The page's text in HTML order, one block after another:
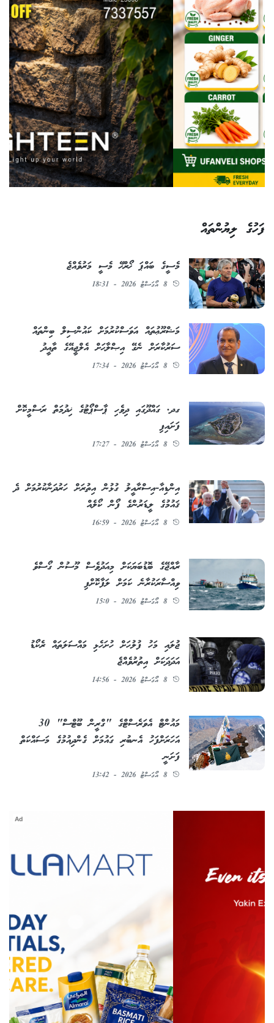
ފަހުގެ ލިޔުންތައް
މެސީގެ ބައްޕަ ޚޯރްޚޭ މެސީ މަރުވެއްޖެ
8 އޯގަސްޓު 2026 - 18:31
މަޝްރޫޢުތައް އަވަސްކުރުމަށް ކައުންސިލް ބިންތައް
ސަރުކާރަށް ނެގޭ އިޞްލާޙަށް އެލްޖީއޭގެ ތާއީދު
8 އޯގަސްޓު 2026 - 17:34
ގދ. ގައްދޫގައި ދިވެހި ޕާސްޕޯޓުގެ ޚިދުމަތް ރަސްމީކޮށް
ފަށައިފި
8 އޯގަސްޓު 2026 - 17:27
އިންޑިއާ-އިސްރާއީލު ގުޅުން އިތުރަށް ހަރުދަނާކުރުމަށް ދެ
ޤައުމުގެ ލީޑަރުންގެ ފޯން ކޯލެއް
8 އޯގަސްޓު 2026 - 16:59
ރާއްޖޭގެ ބޮޑުބަޔަކަށް މިއަދުވެސް މޫސުން ގޯސްވެ
ވިއްސާރަކުރާނެ ކަމަށް ލަފާކޮށްފި
8 އޯގަސްޓު 2026 - 15:0
ޖުލައި މަހު ފުލުހަށް ހުށަހެޅި މައްސަލަތައް ރެކޯޑު
އަދަދަކަށް އިތުރުވެއްޖެ
8 އޯގަސްޓު 2026 - 14:56
މައުންޓް އެވަރެސްޓްގެ "ގްރީން ބޫޓްސް" 30
އަހަރަށްފަހު އެނބުރި ގައުމަށް ގެންދިއުމުގެ މަސައްކަތް
ފަށަނީ
8 އޯގަސްޓު 2026 - 13:42
Ad